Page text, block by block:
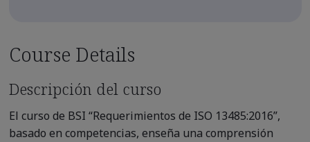
Course Details
Descripción del curso
El curso de BSI “Requerimientos de ISO 13485:2016”,
basado en competencias, enseña una comprensión